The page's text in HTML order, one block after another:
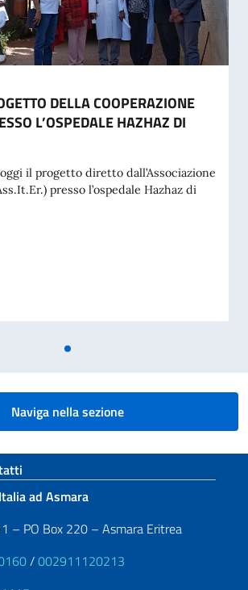
DELLA COOPERAZIONE
L’OSPEDALE HAZHAZ DI
il progetto diretto dall’Associazione
presso l’ospedale Hazhaz di
PROGETTO DELLA COOPERAZIONE ITALIANA
Naviga nella sezione
ad Asmara
– PO Box 220 – Asmara Eritrea
/002911120213